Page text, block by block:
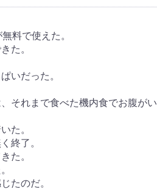
料で使えた。
た。
いだった。
それまで食べた機内食でお腹がい
た。
終了。
た。
たのだ。